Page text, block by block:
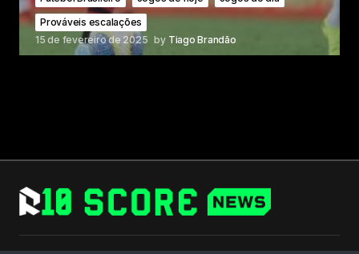
Prováveis escalações
15 de fevereiro de 2025 by Tiago Brandão